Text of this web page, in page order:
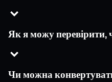
Як я можу перевірити,
Чи можна